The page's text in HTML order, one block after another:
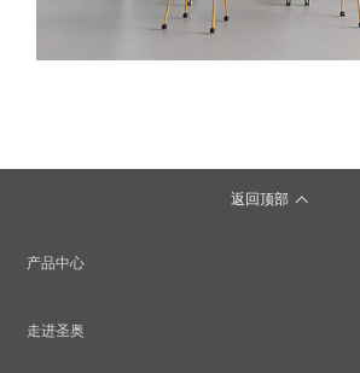
返回顶部
产品中心
走进圣奥